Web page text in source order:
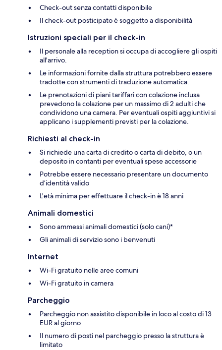
Check-out senza contatti disponibile
Il check-out posticipato è soggetto a disponibilità
Istruzioni speciali per il check-in
Il personale alla reception si occupa di accogliere gli ospiti
all'arrivo.
Le informazioni fornite dalla struttura potrebbero essere
tradotte con strumenti di traduzione automatica.
Le prenotazioni di piani tariffari con colazione inclusa
prevedono la colazione per un massimo di 2 adulti che
condividono una camera. Per eventuali ospiti aggiuntivi si
applicano i supplementi previsti per la colazione.
Richiesti al check-in
Si richiede una carta di credito o carta di debito, o un
deposito in contanti per eventuali spese accessorie
Potrebbe essere necessario presentare un documento
d’identità valido
L'età minima per effettuare il check-in è 18 anni
Animali domestici
Sono ammessi animali domestici (solo cani)*
Gli animali di servizio sono i benvenuti
Internet
Wi-Fi gratuito nelle aree comuni
Wi-Fi gratuito in camera
Parcheggio
Parcheggio non assistito disponibile in loco al costo di 13
EUR al giorno
Il numero di posti nel parcheggio presso la struttura è
limitato